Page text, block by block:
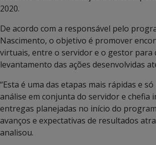
2020.
De acordo com a responsável pelo
Nascimento, o objetivo é promover
virtuais, entre o servidor e o gestor para
levantamento das ações desenvolvidas
“Esta é uma das etapas mais rápidas e
análise em conjunta do servidor e chefia
entregas planejadas no início do
avanços e expectativas de resultados
analisou.